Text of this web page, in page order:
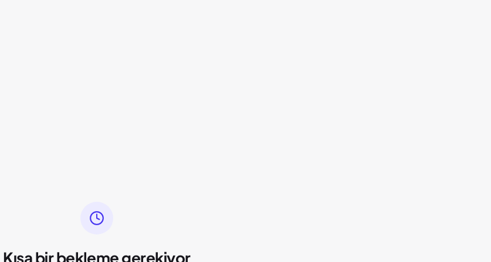
Kısa bir bekleme gerekiyor